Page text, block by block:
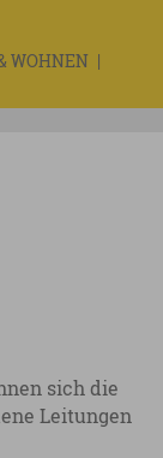
WOHNEN
sich die
Leitungen